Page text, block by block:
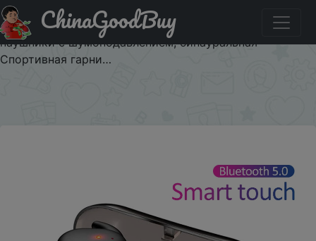
Акція на TWS4 Bluetooth Jerry 5,0 Беспроводные
сенсорные наушники вкладыши, водонепроницаемые
наушники с шумоподавлением, бинауральная
Спортивная гарни…
ChinaGoodBuy